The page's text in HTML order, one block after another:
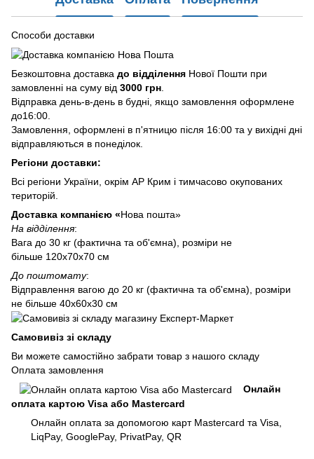
Способи доставки
Безкоштовна доставка до відділення Нової Пошти при
замовленні на суму від 3000 грн
Відправка день-в-день в будні, якщо замовлення оформлене
до16:00.
Замовлення, оформлені в п'ятницю після 16:00 та у вихідні дні
відправляються в понеділок.
Регіони доставки:
Всі регіони України, окрім АР Крим і тимчасово окупованих
територій.
Доставка компанією «Нова пошта»
На відділення:
Вага до 30 кг (фактична та об'ємна), розміри не
більше 120х70х70 см
До поштомату:
Відправлення вагою до 20 кг (фактична та об'ємна), розміри
не більше 40х60х30 см
Самовивіз зі складу
Ви можете самостійно забрати товар з нашого складу
Оплата замовлення
Онлайн
оплата картою Visa або Mastercard
Онлайн оплата за допомогою карт Mastercard та Visa,
LiqPay, GooglePay, PrivatPay, QR